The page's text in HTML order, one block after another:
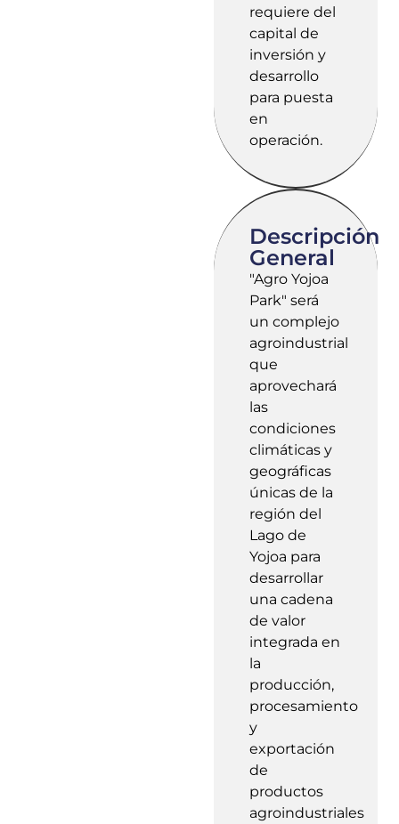
requiere del
capital de
inversión y
desarrollo
para puesta
en
operación.
Descripción
General
"Agro Yojoa
Park" será
un complejo
agroindustrial
que
aprovechará
las
condiciones
climáticas y
geográficas
únicas de la
región del
Lago de
Yojoa para
desarrollar
una cadena
de valor
integrada en
la
producción,
procesamiento
y
exportación
de
productos
agroindustriales